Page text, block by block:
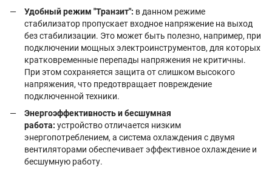
Удобный режим "Транзит": в данном режиме
стабилизатор пропускает входное напряжение на выход
без стабилизации. Это может быть полезно, например, при
подключении мощных электроинструментов, для которых
кратковременные перепады напряжения не критичны.
При этом сохраняется защита от слишком высокого
напряжения, что предотвращает повреждение
подключенной техники.
Энергоэффективность и бесшумная
работа: устройство отличается низким
энергопотреблением, а система охлаждения с двумя
вентиляторами обеспечивает эффективное охлаждение и
бесшумную работу.